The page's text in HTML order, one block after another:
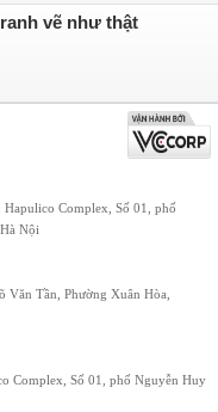
vẽ như thật
Complex, Số 01, phố
Nội
Văn Tần, Phường Xuân Hòa,
Complex, Số 01, phố Nguyễn Huy